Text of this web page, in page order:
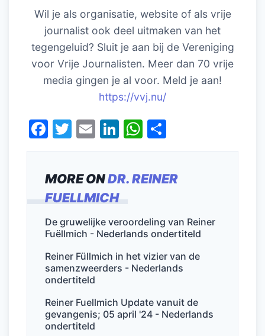
MORE ONDR. REINER
FUELLMICH
De gruwelijke veroordeling van Reiner
Fuëllmich - Nederlands ondertiteld
Reiner Füllmich in het vizier van de
samenzweerders - Nederlands
ondertiteld
Reiner Fuellmich Update vanuit de
gevangenis; 05 april '24 - Nederlands
ondertiteld
Wil je als organisatie, website of als vrije
journalist ook deel uitmaken van het
tegengeluid? Sluit je aan bij de Vereniging
voor Vrije Journalisten. Meer dan 70 vrije
media gingen je al voor. Meld je aan!
https://vvj.nu/
F
a
e
b
o
o
k
T
w
er
E
m
l
Li
n
e
n
W
h
s
p
p
el
n